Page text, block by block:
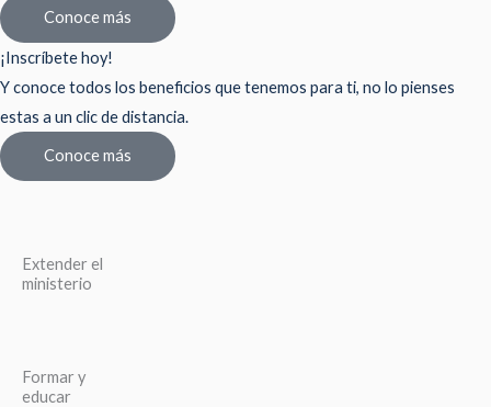
Conoce más
¡Inscríbete hoy!
Y conoce todos los beneficios que tenemos para ti, no lo pienses
estas a un clic de distancia.
Conoce más
Extender el
ministerio
Formar y
educar